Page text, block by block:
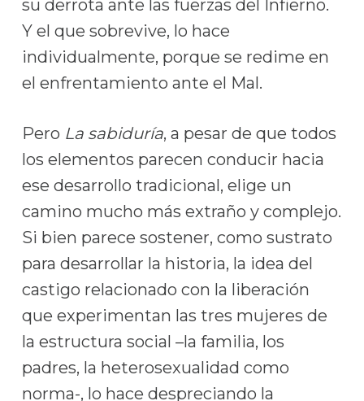
su derrota ante las fuerzas del Infierno.
Y el que sobrevive, lo hace
individualmente, porque se redime en
el enfrentamiento ante el Mal.
Pero La sabiduría, a pesar de que todos
los elementos parecen conducir hacia
ese desarrollo tradicional, elige un
camino mucho más extraño y complejo.
Si bien parece sostener, como sustrato
para desarrollar la historia, la idea del
castigo relacionado con la liberación
que experimentan las tres mujeres de
la estructura social –la familia, los
padres, la heterosexualidad como
norma-, lo hace despreciando la